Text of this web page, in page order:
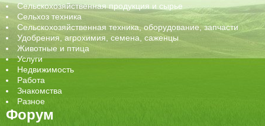
Сельскохозяйственная продукция и сырье
Сельхоз техника
Сельскохозяйственная техника, оборудование, запчасти
Удобрения, агрохимия, семена, саженцы
Животные и птица
Услуги
Недвижимость
Работа
Знакомства
Разное
Форум